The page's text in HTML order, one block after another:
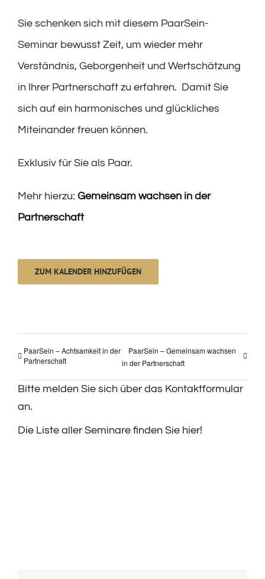
Sie schenken sich mit diesem PaarSein-
Seminar bewusst Zeit, um wieder mehr
Verständnis, Geborgenheit und Wertschätzung
in Ihrer Partnerschaft zu erfahren. Damit Sie
sich auf ein harmonisches und glückliches
Miteinander freuen können.
Exklusiv für Sie als Paar.
Mehr hierzu: Gemeinsam wachsen in der
Partnerschaft
ZUM KALENDER HINZUFÜGEN
PaarSein – Achtsamkeit in der
Partnerschaft
PaarSein – Gemeinsam wachsen
in der Partnerschaft
Bitte melden Sie sich über das Kontaktformular
an.
Die Liste aller Seminare finden Sie hier!